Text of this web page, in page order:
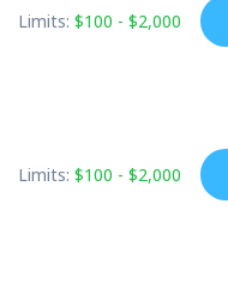
Limits: $100 - $2,000
Limits: $100 - $2,000